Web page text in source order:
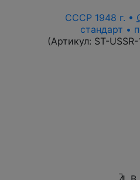
СССР 1948 г. •
стандарт •
(Артикул: ST-